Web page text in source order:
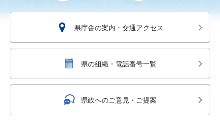
県庁舎の案内・交通アクセス
県の組織・電話番号一覧
県政へのご意見・ご提案